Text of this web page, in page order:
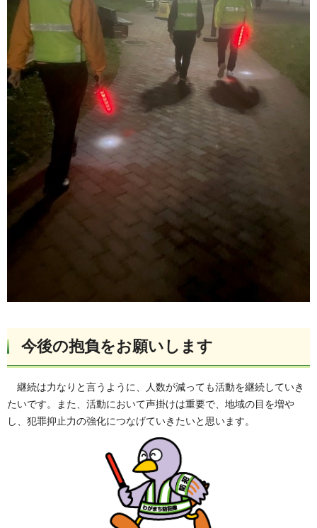
今後の抱負をお願いします
継続は力なりと言うように、人数が減っても活動を継続していき
たいです。また、活動において声掛けは重要で、地域の目を増や
し、犯罪抑止力の強化につなげていきたいと思います。